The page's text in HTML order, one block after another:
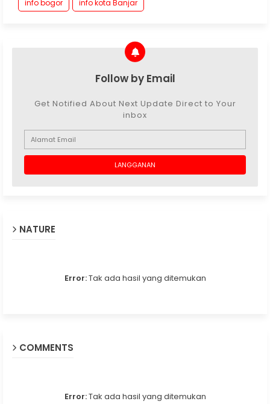
info bogor
info kota Banjar
Follow by Email
Get Notified About Next Update Direct to Your
inbox
NATURE
Error:Tak ada hasil yang ditemukan
COMMENTS
Error:Tak ada hasil yang ditemukan